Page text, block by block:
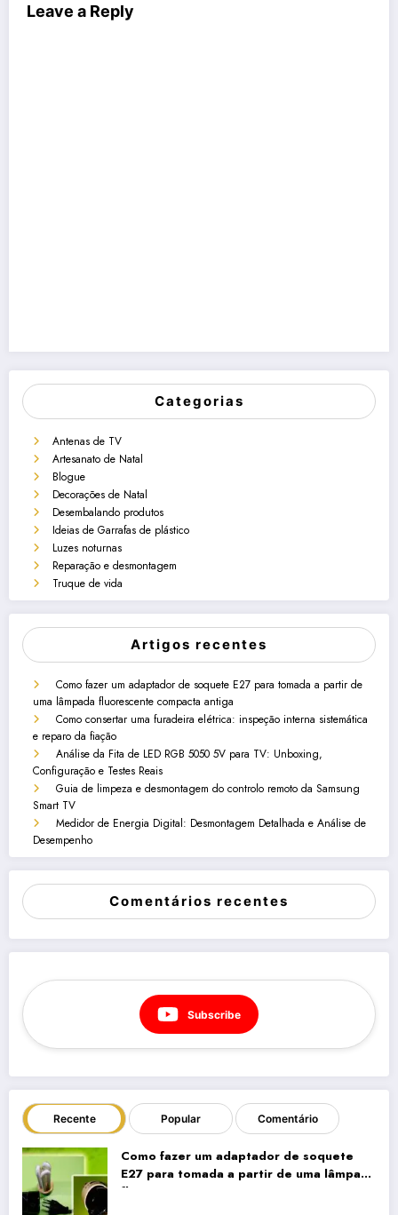
Leave a Reply
Categorias
Antenas de TV
Artesanato de Natal
Blogue
Decorações de Natal
Desembalando produtos
Ideias de Garrafas de plástico
Luzes noturnas
Reparação e desmontagem
Truque de vida
Artigos recentes
Como fazer um adaptador de soquete E27 para tomada a partir de
uma lâmpada fluorescente compacta antiga
Como consertar uma furadeira elétrica: inspeção interna sistemática
e reparo da fiação
Análise da Fita de LED RGB 5050 5V para TV: Unboxing,
Configuração e Testes Reais
Guia de limpeza e desmontagem do controlo remoto da Samsung
Smart TV
Medidor de Energia Digital: Desmontagem Detalhada e Análise de
Desempenho
Comentários recentes
Subscribe
Recente Popular Comentário
Como fazer um adaptador de soquete
E27 para tomada a partir de uma lâmpada
fluorescente compacta antiga